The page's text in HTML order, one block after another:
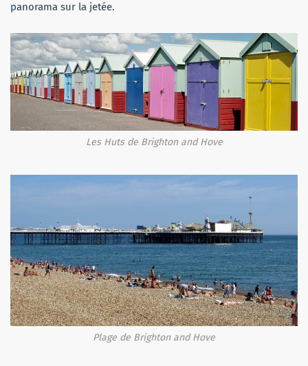
panorama sur la jetée.
Les Huts de Brighton and Hove
Plage de Brighton and Hove